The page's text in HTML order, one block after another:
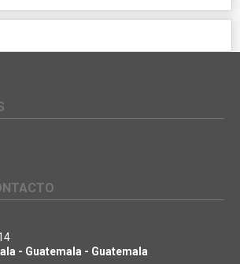
- Guatemala - Guatemala